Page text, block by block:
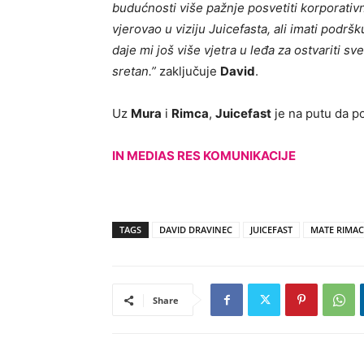
budućnosti više pažnje posvetiti
vjerovao u viziju Juicefasta, ali imati
daje mi još više vjetra u leđa za ostvariti
sretan.” zaključuje David.
Uz Mura i Rimca, Juicefast je na putu da
IN MEDIAS RES KOMUNIKACIJE
TAGS DAVID DRAVINEC JUICEFAST MATE RIMAC
Share